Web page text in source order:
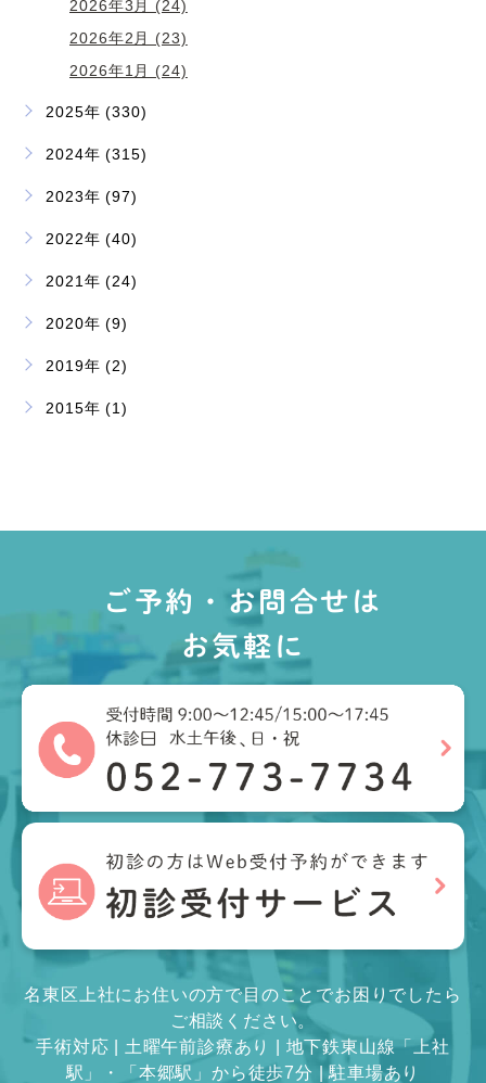
2026年3月 (24)
2026年2月 (23)
2026年1月 (24)
2025年 (330)
2024年 (315)
2023年 (97)
2022年 (40)
2021年 (24)
2020年 (9)
2019年 (2)
2015年 (1)
ご予約・お問合せは
お気軽に
名東区上社にお住いの方で目のことでお困りでしたら
ご相談ください。
手術対応 | 土曜午前診療あり | 地下鉄東山線「上社
駅」・「本郷駅」から徒歩7分 | 駐車場あり